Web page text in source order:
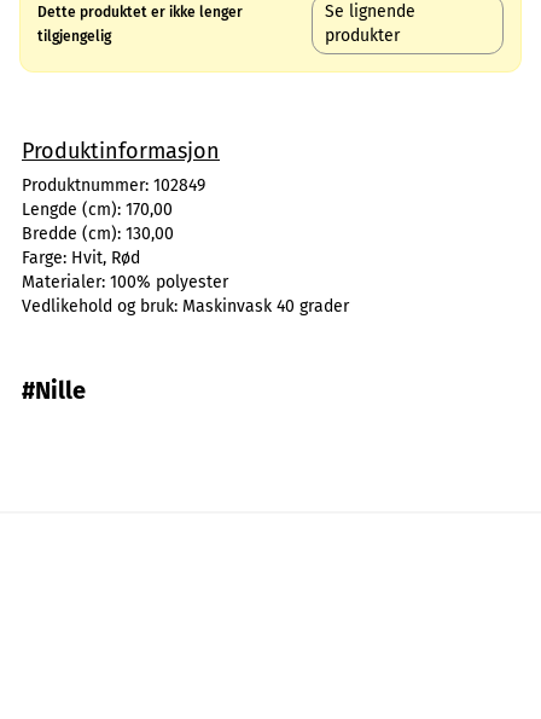
Dette produktet er ikke lenger
tilgjengelig
Se lignende
produkter
Produktinformasjon
Produktnummer: 102849
Lengde (cm): 170,00
Bredde (cm): 130,00
Farge: Hvit, Rød
Materialer: 100% polyester
Vedlikehold og bruk: Maskinvask 40 grader
#Nille